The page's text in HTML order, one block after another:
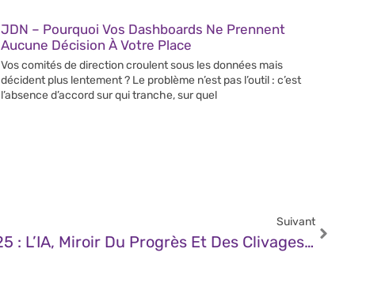
JDN – Pourquoi Vos Dashboards Ne Prennent
Aucune Décision À Votre Place
Vos comités de direction croulent sous les données mais
décident plus lentement ? Le problème n’est pas l’outil : c’est
l’absence d’accord sur qui tranche, sur quel
Suivant
JDN – VivaTech 2025 : L’IA, Miroir Du Progrès Et Des Clivages De Demain